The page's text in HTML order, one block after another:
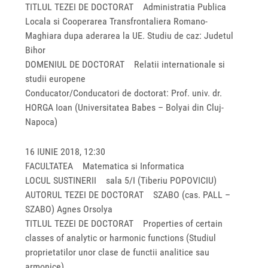
TITLUL TEZEI DE DOCTORAT Administratia Publica
Locala si Cooperarea Transfrontaliera Romano-
Maghiara dupa aderarea la UE. Studiu de caz: Judetul
Bihor
DOMENIUL DE DOCTORAT Relatii internationale si
studii europene
Conducator/Conducatori de doctorat: Prof. univ. dr.
HORGA Ioan (Universitatea Babes – Bolyai din Cluj-
Napoca)
16 IUNIE 2018, 12:30
FACULTATEA Matematica si Informatica
LOCUL SUSTINERII sala 5/I (Tiberiu POPOVICIU)
AUTORUL TEZEI DE DOCTORAT SZABO (cas. PALL –
SZABO) Agnes Orsolya
TITLUL TEZEI DE DOCTORAT Properties of certain
classes of analytic or harmonic functions (Studiul
proprietatilor unor clase de functii analitice sau